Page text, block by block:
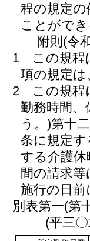
程の規定
ことがで
附則 (令
1
この規程
項の規定
2
この規程
勤務時間、
う。)第十
条に規定す
する介護
間の請求
施行の日
別表第一(第
(平三